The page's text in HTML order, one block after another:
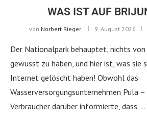
WAS IST AUF
von Norbert Rieger 9. August 2026
Der Nationalpark behauptet, nichts von
gewusst zu haben, und hier ist, was sie
Internet gelöscht haben! Obwohl das
Wasserversorgungsunternehmen Pula –
Verbraucher darüber informierte, dass …